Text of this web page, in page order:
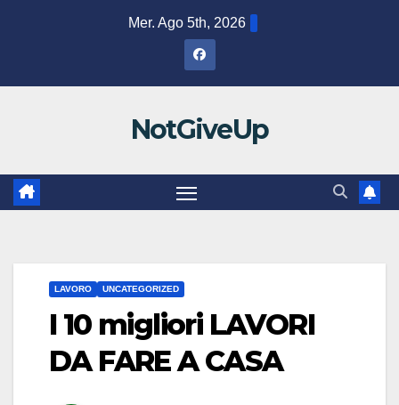
Mer. Ago 5th, 2026
NotGiveUp
LAVORO UNCATEGORIZED
I 10 migliori LAVORI
DA FARE A CASA